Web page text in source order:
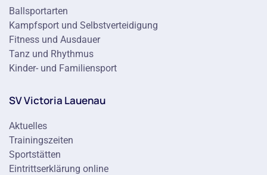
Ballsportarten
Kampfsport und Selbstverteidigung
Fitness und Ausdauer
Tanz und Rhythmus
Kinder- und Familiensport
SV Victoria Lauenau
Aktuelles
Trainingszeiten
Sportstätten
Eintrittserklärung online